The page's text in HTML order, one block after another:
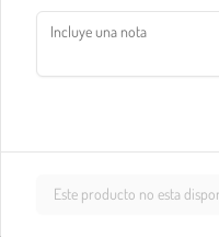
Este producto no esta